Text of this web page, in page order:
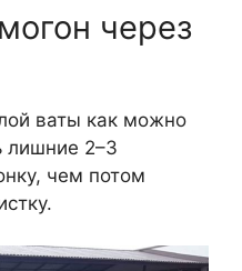
через
ваты как можно
лишние 2–3
чем потом